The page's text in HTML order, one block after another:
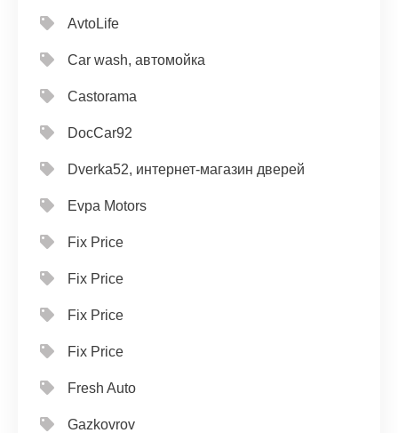
AvtoLife
Car wash, автомойка
Castorama
DocCar92
Dverka52, интернет-магазин дверей
Evpa Motors
Fix Price
Fix Price
Fix Price
Fix Price
Fresh Auto
Gazkovrov